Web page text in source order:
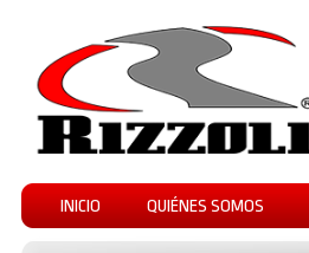
INICIO QUIÉNES SOMOS